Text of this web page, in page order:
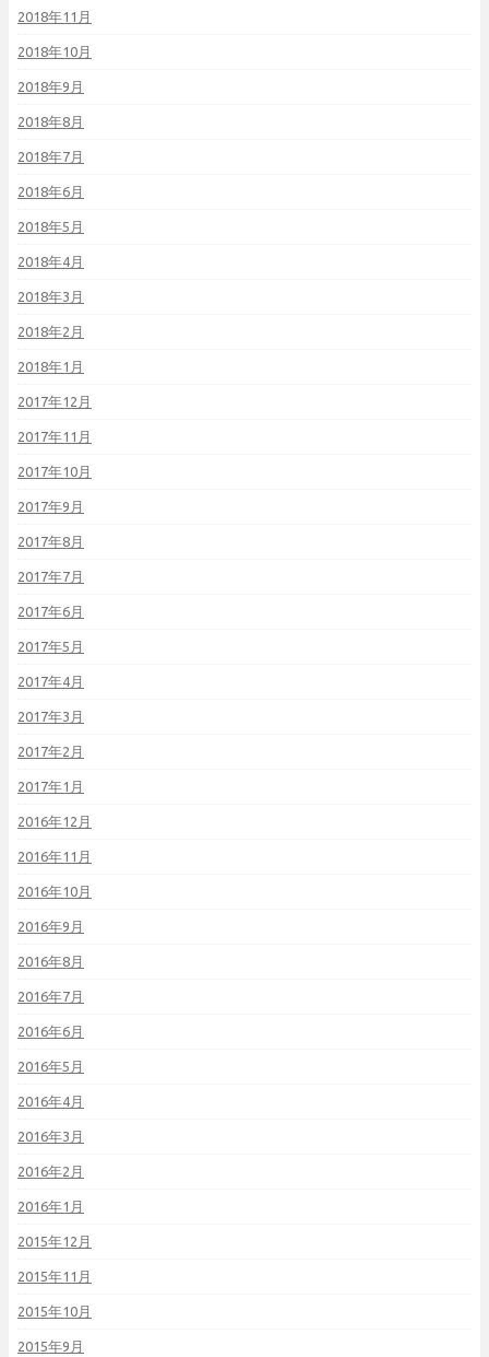
2018年11月
2018年10月
2018年9月
2018年8月
2018年7月
2018年6月
2018年5月
2018年4月
2018年3月
2018年2月
2018年1月
2017年12月
2017年11月
2017年10月
2017年9月
2017年8月
2017年7月
2017年6月
2017年5月
2017年4月
2017年3月
2017年2月
2017年1月
2016年12月
2016年11月
2016年10月
2016年9月
2016年8月
2016年7月
2016年6月
2016年5月
2016年4月
2016年3月
2016年2月
2016年1月
2015年12月
2015年11月
2015年10月
2015年9月